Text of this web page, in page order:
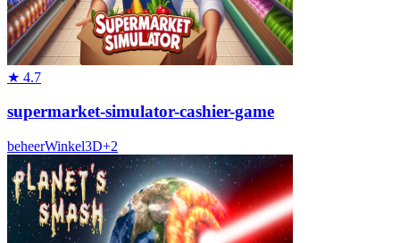
★ 4.7
supermarket-simulator-cashier-game
beheerWinkel3D+2